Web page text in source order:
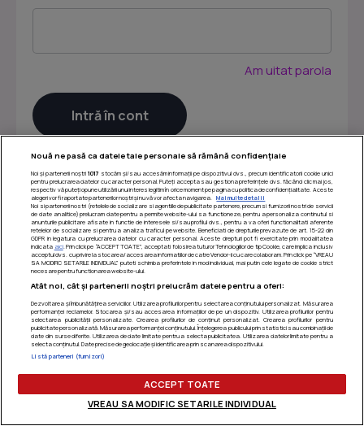
Am uitat parola
Termeni si conditii|Politica de confidentialitate|Politica
de utilizare cookie-uri|Gestionați preferințele
Nouă ne pasă ca datele tale personale să rămână confidențiale
Noi și partenerii noștri 1017 stocăm și/sau accesăm informații pe dispozitivul dvs., precum identificatorii cookie unici
pentru prelucrarea datelor cu caracter personal. Puteți accepta sau gestiona preferințele dvs. făcând clic mai jos,
respectiv vă puteți opune utilizării unui interes legitim în orice moment pe pagina cu politica de confidențialitate. Aceste
alegeri vor fi raportate partenerilor noștri și nu vă vor afecta navigarea.
Mai multe detalii
Noi si partenerii nostri (retelele de socializare si agentiile de publicitate partenere, precum si furnizorii nostri de servicii
de date analitice) prelucram date pentru a permite website-ului sa functioneze, pentru a personaliza continutul si
anunturile publicitare afisate in functie de interesele si/sau profilul dvs., pentru a va oferi functionalitati aferente
retelelor de socializare si pentru a analiza traficul pe website. Beneficiati de drepturile prevazute de art. 15-22 din
GDPR in legatura cu prelucrarea datelor cu caracter personal. Aceste drepturi pot fi exercitate prin modalitatea
indicata aici. Prin click pe “ACCEPT TOATE”, acceptati folosirea tuturor Tehnologiilor de tip Cookie, care implica inclusiv
acceptul dvs. cu privire la stocarea/accesarea informatiilor de catre Vendor-ii cu care colaboram. Prin click pe “VREAU
SA MODIFIC SETARILE INDIVIDUAL” puteti schimba preferintele in mod individual, mai putin cele legate de cookie strict
necesare pentru functionarea website-ului.
Atât noi, cât și partenerii noștri prelucrăm datele pentru a oferi:
Dezvoltarea și îmbunătățirea serviciilor. Utilizarea profilurilor pentru selectarea conținutului personalizat. Măsurarea
performanței reclamelor. Stocarea și/sau accesarea informațiilor de pe un dispozitiv. Utilizarea profilurilor pentru
selectarea publicității personalizate. Crearea profilurilor de conținut personalizat. Crearea profilurilor pentru
publicitate personalizată. Măsurarea performanței conținutului. Înțelegerea publicului prin statistici sau combinații de
date din surse diferite. Utilizarea de date limitate pentru a selecta publicitatea. Utilizarea datelor limitate pentru a
selecta conținutul. Date precise de geolocație și identificarea prin scanarea dispozitivului.
Listă parteneri (furnizori)
ACCEPT TOATE
VREAU SA MODIFIC SETARILE INDIVIDUAL